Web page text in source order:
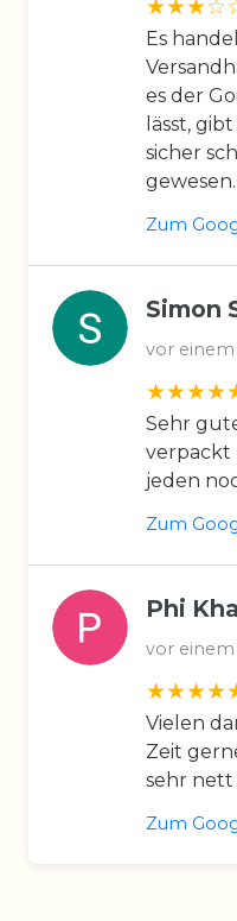
Es
es der
lässt,
sicher
gewesen.
Zum
Simon
vor einem
Sehr
verpackt
jeden
Zum
Phi
vor einem
Vielen
Zeit
sehr nett
Zum